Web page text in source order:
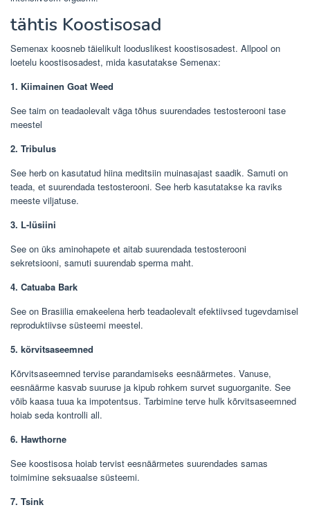
tähtis Koostisosad
Semenax koosneb täielikult looduslikest koostisosadest. Allpool on
loetelu koostisosadest, mida kasutatakse Semenax:
1. Kiimainen Goat Weed
See taim on teadaolevalt väga tõhus suurendades testosterooni tase
meestel
2. Tribulus
See herb on kasutatud hiina meditsiin muinasajast saadik. Samuti on
teada, et suurendada testosterooni. See herb kasutatakse ka raviks
meeste viljatuse.
3. L-lüsiini
See on üks aminohapete et aitab suurendada testosterooni
sekretsiooni, samuti suurendab sperma maht.
4. Catuaba Bark
See on Brasiilia emakeelena herb teadaolevalt efektiivsed tugevdamisel
reproduktiivse süsteemi meestel.
5. kõrvitsaseemned
Kõrvitsaseemned tervise parandamiseks eesnäärmetes. Vanuse,
eesnäärme kasvab suuruse ja kipub rohkem survet suguorganite. See
võib kaasa tuua ka impotentsus. Tarbimine terve hulk kõrvitsaseemned
hoiab seda kontrolli all.
6. Hawthorne
See koostisosa hoiab tervist eesnäärmetes suurendades samas
toimimine seksuaalse süsteemi.
7. Tsink